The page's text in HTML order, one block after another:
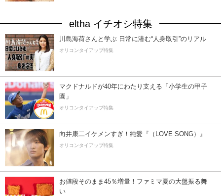
eltha イチオシ特集
川島海荷さんと学ぶ 日常に潜む“人身取引”のリアル
オリコンタイアップ特集
マクドナルドが40年にわたり支える「小学生の甲子
園」
オリコンタイアップ特集
向井康二イケメンすぎ！純愛『（LOVE SONG）』
オリコンタイアップ特集
お値段そのまま45％増量！ファミマ夏の大盤振る舞
い